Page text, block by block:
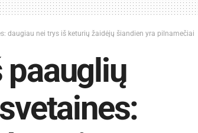
daugiau nei trys iš keturių žaidėjų šiandien yra pilnamečiai